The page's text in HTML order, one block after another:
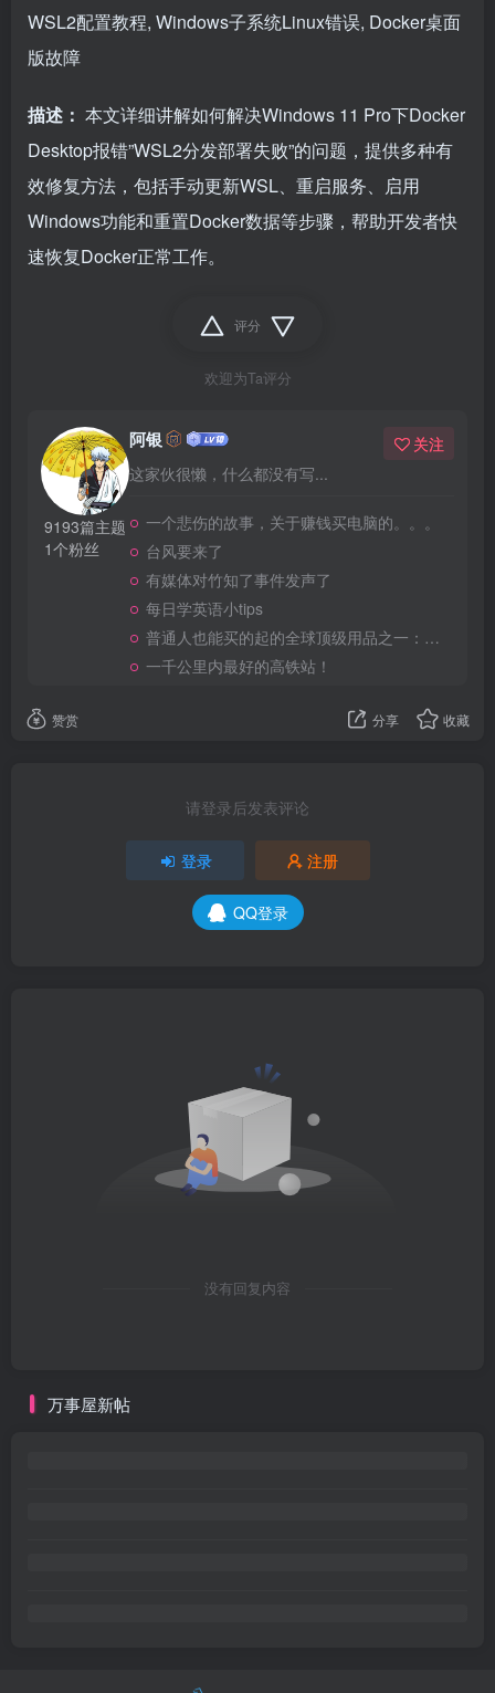
WSL2配置教程, Windows子系统Linux错误, Docker桌面
版故障
描述： 本文详细讲解如何解决Windows 11 Pro下Docker
Desktop报错”WSL2分发部署失败”的问题，提供多种有
效修复方法，包括手动更新WSL、重启服务、启用
Windows功能和重置Docker数据等步骤，帮助开发者快
速恢复Docker正常工作。
评分
欢迎为Ta评分
9193篇主题
1个粉丝
阿银
这家伙很懒，什么都没有写...
关注
一个悲伤的故事，关于赚钱买电脑的。。。
台风要来了
有媒体对竹知了事件发声了
每日学英语小tips
普通人也能买的起的全球顶级用品之一：WD-40润滑除锈剂！
一千公里内最好的高铁站！
赞赏 分享 收藏
请登录后发表评论
登录 注册
QQ登录
没有回复内容
万事屋新帖